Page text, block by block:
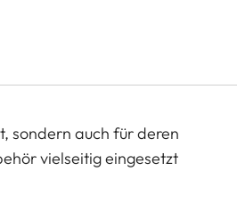
sondern auch für deren
vielseitig eingesetzt